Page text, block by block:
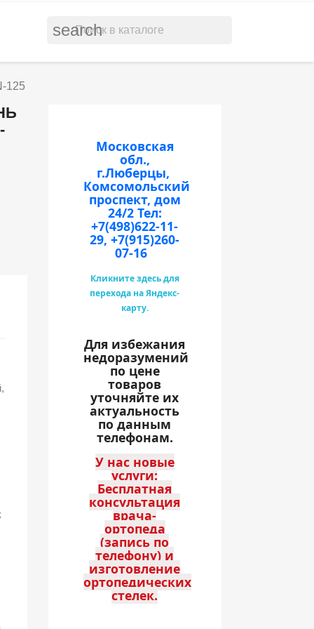
search
125
Московская
обл.,
г.Люберцы,
Комсомольский
проспект, дом
24/2 Тел:
+7(498)622-11-
29, +7(915)260-
07-16
Кликните здесь для
перехода на Яндекс-
карту.
Для избежания
недоразумений
по цене
товаров
уточняйте их
актуальность
по данным
телефонам.
У нас новые
услуги:
Бесплатная
консультация
врача-
ортопеда
(запись по
телефону) и
изготовление
ортопедических
стелек.